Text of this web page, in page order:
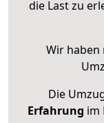
die Last zu
Wir haben
Die
Erfahrung im